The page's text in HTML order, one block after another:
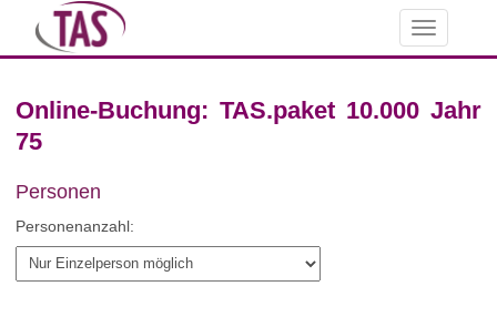
Toggle
navigation
Online-Buchung: TAS.paket 10.000 Jahr
75
Personen
Personenanzahl: